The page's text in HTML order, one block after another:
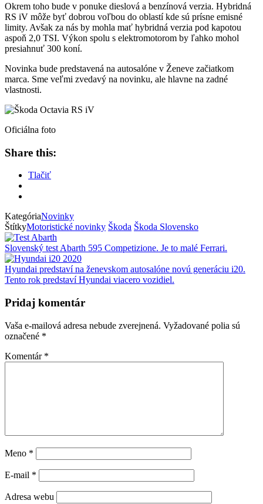
Okrem toho bude v ponuke dieslová a benzínová verzia. Hybridná
RS iV môže byť dobrou voľbou do oblastí kde sú prísne emisné
limity. Avšak za nás by mohla mať hybridná verzia pod kapotou
aspoň 2,0 TSI. Výkon spolu s elektromotorom by ľahko mohol
presiahnuť 300 koní.
Novinka bude predstavená na autosalóne v Ženeve začiatkom
marca. Sme veľmi zvedavý na novinku, ale hlavne na zadné
vlastnosti.
Oficiálna foto
Share this:
Tlačiť
KategóriaNovinky
ŠtítkyMotoristické novinky Škoda Škoda Slovensko
Slovenský test Abarth 595 Competizione. Je to malé Ferrari.
Hyundai predstaví na ženevskom autosalóne novú generáciu i20.
Tento rok predstaví Hyundai viacero vozidiel.
Pridaj komentár
Vaša e-mailová adresa nebude zverejnená. Vyžadované polia sú
označené *
Komentár *
Meno *
E-mail *
Adresa webu